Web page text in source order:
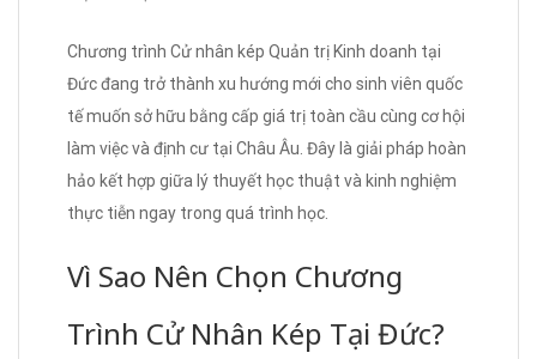
Chương trình Cử nhân kép Quản trị Kinh doanh tại
Đức đang trở thành xu hướng mới cho sinh viên quốc
tế muốn sở hữu bằng cấp giá trị toàn cầu cùng cơ hội
làm việc và định cư tại Châu Âu. Đây là giải pháp hoàn
hảo kết hợp giữa lý thuyết học thuật và kinh nghiệm
thực tiễn ngay trong quá trình học.
Vì Sao Nên Chọn Chương
Trình Cử Nhân Kép Tại Đức?